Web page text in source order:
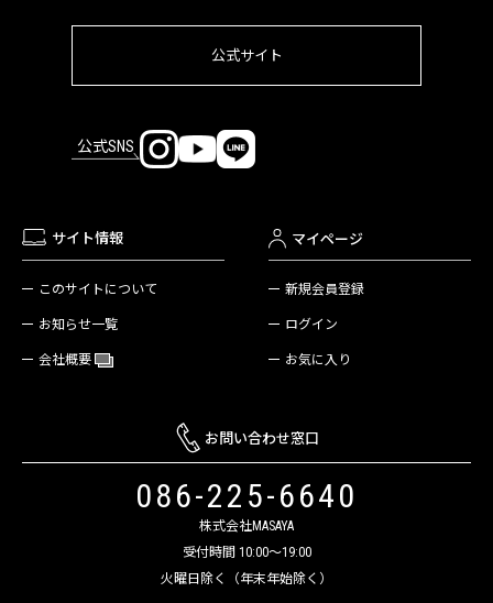
公式サイト
公式SNS
サイト情報
このサイトについて
お知らせ一覧
会社概要
マイページ
新規会員登録
ログイン
お気に入り
お問い合わせ窓口
086-225-6640
株式会社MASAYA
受付時間 10:00～19:00
火曜日除く（年末年始除く）